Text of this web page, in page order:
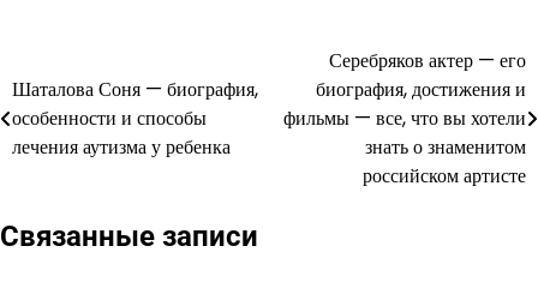
по
записям
Шаталова Соня — биография,
особенности и способы
лечения аутизма у ребенка
Серебряков актер — его
биография, достижения и
фильмы — все, что вы хотели
знать о знаменитом
российском артисте
Связанные записи